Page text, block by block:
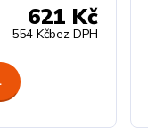
621 Kč
554 Kčbez DPH